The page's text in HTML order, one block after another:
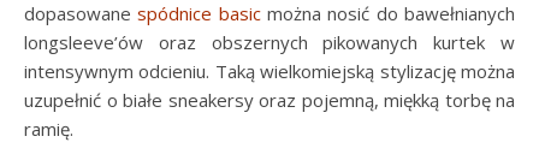
dopasowanespódnice basicmożna nosić do bawełnianych
longsleeve’ów oraz obszernych pikowanych kurtek w
intensywnym odcieniu. Taką wielkomiejską stylizację można
uzupełnić o białe sneakersy oraz pojemną, miękką torbę na
ramię.